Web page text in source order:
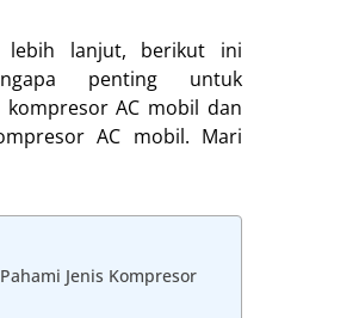
lebih lanjut, berikut ini
penting untuk
AC mobil dan
AC mobil. Mari
Jenis Kompresor